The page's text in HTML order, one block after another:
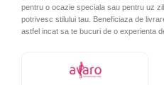
pentru o ocazie speciala sau pentru uz
potrivesc stilului tau. Beneficiaza de
astfel incat sa te bucuri de o experienta